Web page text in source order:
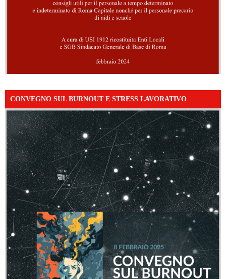
CONVEGNO SUL BURNOUT E STRESS LAVORATIVO